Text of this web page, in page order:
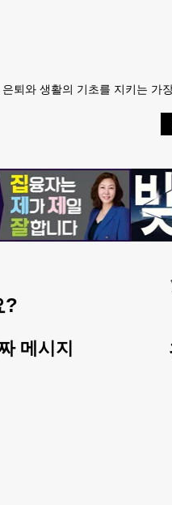
퇴와 생활의 기초를 지키는 가
?
메시지